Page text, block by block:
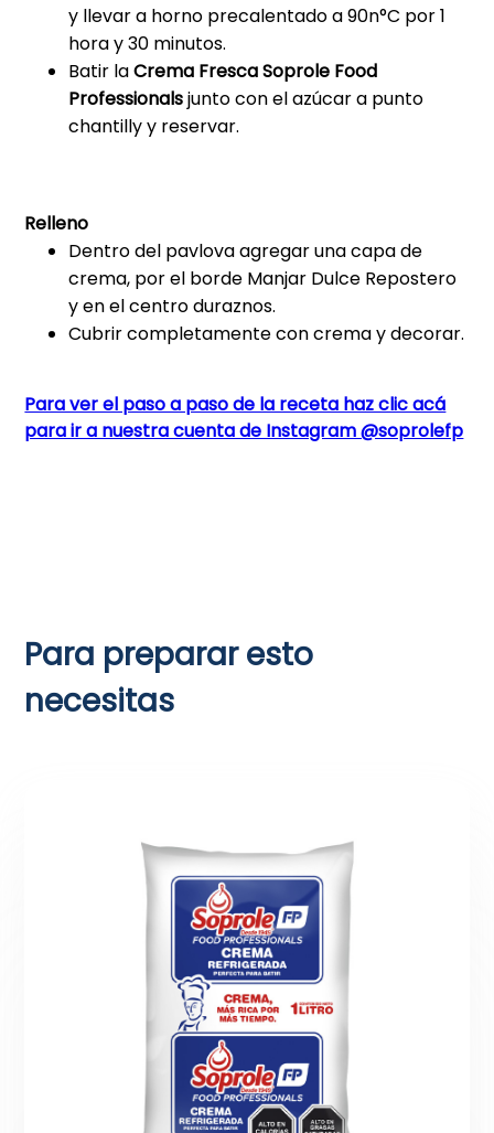
y llevar a horno precalentado a 90n°C por 1
hora y 30 minutos.
Batir laCrema Fresca Soprole Food
Professionalsjunto con el azúcar a punto
chantilly y reservar.
Relleno
Dentro del pavlova agregar una capa de
crema, por el borde Manjar Dulce Repostero
y en el centro duraznos.
Cubrir completamente con crema y decorar.
Para ver el paso a paso de la receta haz clic acá
para ir a nuestra cuenta de Instagram @soprolefp
Para preparar esto
necesitas